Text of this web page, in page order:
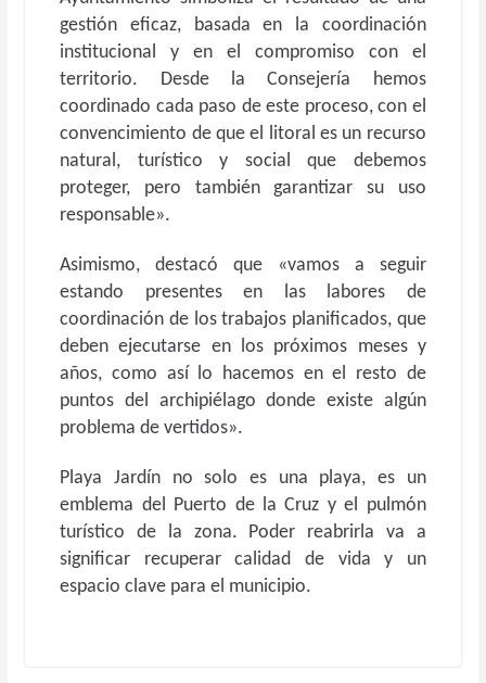
gestión eficaz, basada en la coordinación
institucional y en el compromiso con el
territorio. Desde la Consejería hemos
coordinado cada paso de este proceso, con el
convencimiento de que el litoral es un recurso
natural, turístico y social que debemos
proteger, pero también garantizar su uso
responsable».
Asimismo, destacó que «vamos a seguir
estando presentes en las labores de
coordinación de los trabajos planificados, que
deben ejecutarse en los próximos meses y
años, como así lo hacemos en el resto de
puntos del archipiélago donde existe algún
problema de vertidos».
Playa Jardín no solo es una playa, es un
emblema del Puerto de la Cruz y el pulmón
turístico de la zona. Poder reabrirla va a
significar recuperar calidad de vida y un
espacio clave para el municipio.